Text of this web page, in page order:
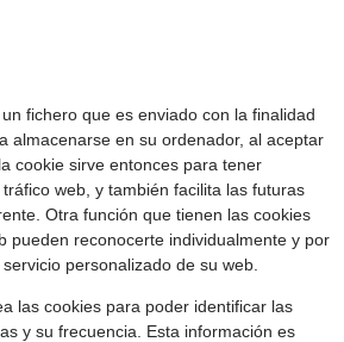
fichero que es enviado con la finalidad
almacenarse en su ordenador, al aceptar
cookie sirve entonces para tener
web, y también facilita las futuras
Otra función que tienen las cookies
pueden reconocerte individualmente y por
personalizado de su web.
las cookies para poder identificar las
y su frecuencia. Esta información es